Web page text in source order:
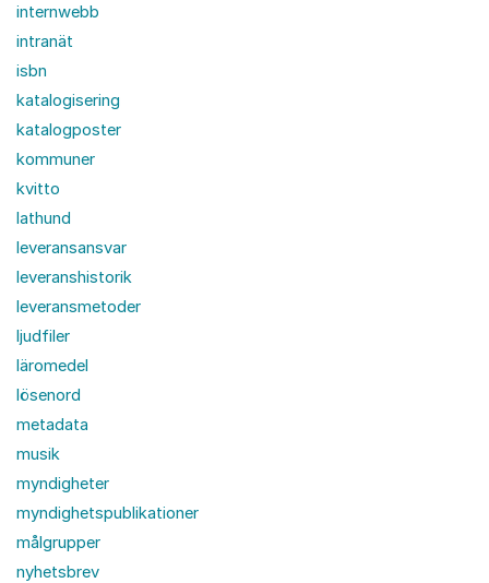
internwebb
intranät
isbn
katalogisering
katalogposter
kommuner
kvitto
lathund
leveransansvar
leveranshistorik
leveransmetoder
ljudfiler
läromedel
lösenord
metadata
musik
myndigheter
myndighetspublikationer
målgrupper
nyhetsbrev